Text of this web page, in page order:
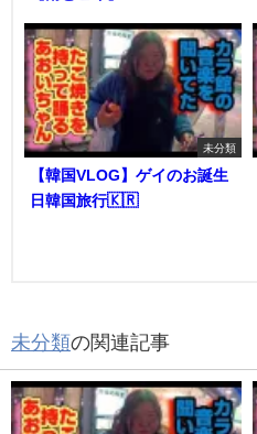
未分類
【韓国VLOG】ゲイのお誕生
日韓国旅行🇰🇷
未分類の関連記事